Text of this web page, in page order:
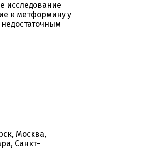
исследование
к метформину у
Москва,
Санкт-